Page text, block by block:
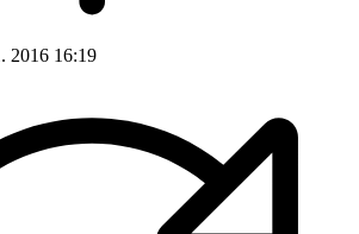
2016 16:19